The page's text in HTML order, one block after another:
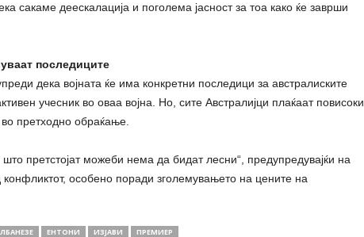
сакаме деескалација и поголема јасност за тоа како ќе заврши
последиците
дека војната ќе има конкретни последици за австралиските
учесник во оваа војна. Но, сите Австралијци плаќаат повисоки
претходно обраќање.
претстојат можеби нема да бидат лесни“, предупредувајќи на
особено поради зголемувањето на цените на
ЕНТОНИ ИЗЈАВИ ПРЕМИЕР